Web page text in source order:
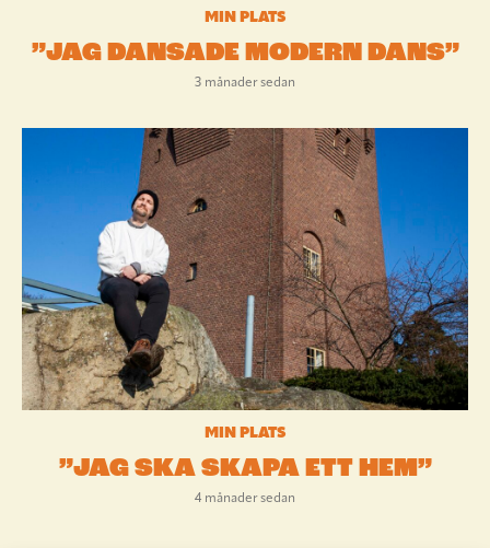
MIN PLATS
”JAG DANSADE MODERN DANS”
3 månader sedan
MIN PLATS
”JAG SKA SKAPA ETT HEM”
4 månader sedan